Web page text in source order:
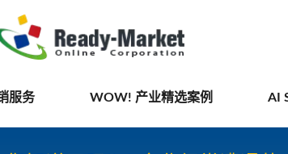
服务 WOW! 产业精选案例 AI